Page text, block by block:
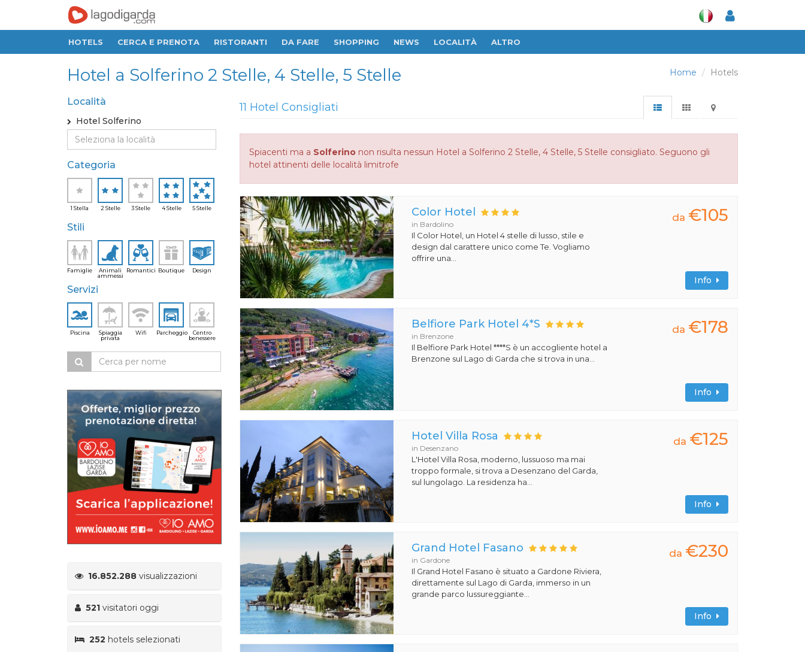
HOTELS CERCA E PRENOTA RISTORANTI DA FARE SHOPPING NEWS LOCALITÀ ALTRO
Home Hotels
Hotel a Solferino 2 Stelle, 4 Stelle, 5 Stelle
Località
Hotel Solferino
Categoria
1 Stella 2 Stelle 3 Stelle 4 Stelle 5 Stelle
Stili
Famiglie
Animali
ammessi
Romantici Boutique Design
Servizi
Piscina
Spiaggia
privata
Wifi Parcheggio
Centro
benessere
16.852.288 visualizzazioni
521 visitatori oggi
252 hotels selezionati
11 Hotel Consigliati
Spiacenti ma a Solferinonon risulta nessun Hotel a Solferino 2 Stelle, 4 Stelle, 5 Stelle consigliato. Seguono gli
hotel attinenti delle località limitrofe
Color Hotel
in Bardolino
Il Color Hotel, un Hotel 4 stelle di lusso, stile e
design dal carattere unico come Te. Vogliamo
offrire una...
da €105
Info
Belfiore Park Hotel 4*S
in Brenzone
Il Belfiore Park Hotel ****S è un accogliente hotel a
Brenzone sul Lago di Garda che si trova in una...
da €178
Info
Hotel Villa Rosa
in Desenzano
L'Hotel Villa Rosa, moderno, lussuoso ma mai
troppo formale, si trova a Desenzano del Garda,
sul lungolago. La residenza ha...
da €125
Info
Grand Hotel Fasano
in Gardone
Il Grand Hotel Fasano è situato a Gardone Riviera,
direttamente sul Lago di Garda, immerso in un
grande parco lussureggiante...
da €230
Info